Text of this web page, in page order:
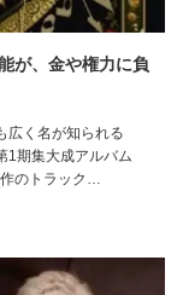
が、金や権力に負
広く名が知られる
1期集大成アルバム
作のトラック…